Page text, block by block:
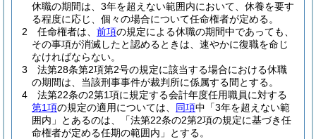
休職の期間は、3年を超えない範囲内において、休養を要す
る程度に応じ、個々の場合について任命権者が定める。
2
任命権者は、 前項の規定による休職の期間中であっても、
その事項が消滅したと認めるときは、速やかに復職を命じ
なければならない。
3
法第28条第2項第2号の規定に該当する場合における休職
の期間は、当該刑事事件が裁判所に係属する間とする。
4
法第22条の2第1項に規定する会計年度任用職員に対する
第1項の規定の適用については、 同項中「3年を超えない範
囲内」とあるのは、「法第22条の2第2項の規定に基づき任
命権者が定める任期の範囲内」とする。